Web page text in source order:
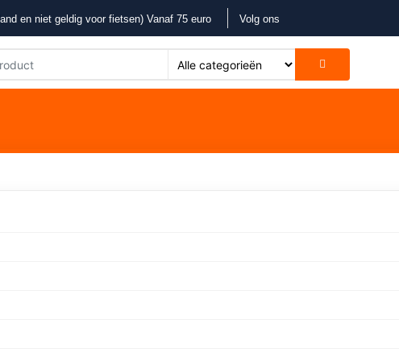
en niet geldig voor fietsen) Vanaf 75 euro Volg ons